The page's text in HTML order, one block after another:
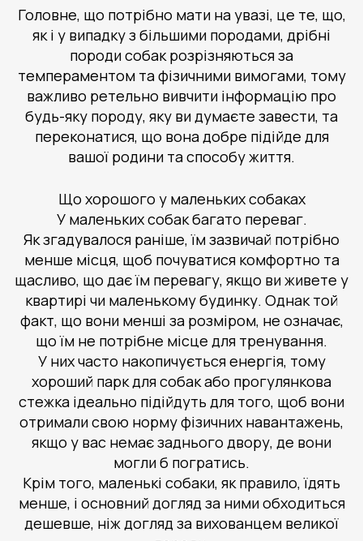
Головне, що потрібно мати на увазі, це те, що,
як і у випадку з більшими породами, дрібні
породи собак розрізняються за
темпераментом та фізичними вимогами, тому
важливо ретельно вивчити інформацію про
будь-яку породу, яку ви думаєте завести, та
переконатися, що вона добре підійде для
вашої родини та способу життя.
Що хорошого у маленьких собаках
У маленьких собак багато переваг.
Як згадувалося раніше, їм зазвичай потрібно
менше місця, щоб почуватися комфортно та
щасливо, що дає їм перевагу, якщо ви живете у
квартирі чи маленькому будинку. Однак той
факт, що вони менші за розміром, не означає,
що їм не потрібне місце для тренування.
У них часто накопичується енергія, тому
хороший парк для собак або прогулянкова
стежка ідеально підійдуть для того, щоб вони
отримали свою норму фізичних навантажень,
якщо у вас немає заднього двору, де вони
могли б погратись.
Крім того, маленькі собаки, як правило, їдять
менше, і основний догляд за ними обходиться
дешевше, ніж догляд за вихованцем великої